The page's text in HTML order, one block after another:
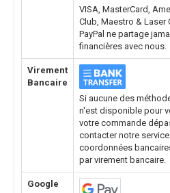
VISA, MasterCard,
Club, Maestro & Laser
PayPal ne partage
financières avec nous.
Virement
Bancaire
Si aucune des
n'est disponible pour
votre commande
contacter notre
coordonnées
par virement bancaire.
Google